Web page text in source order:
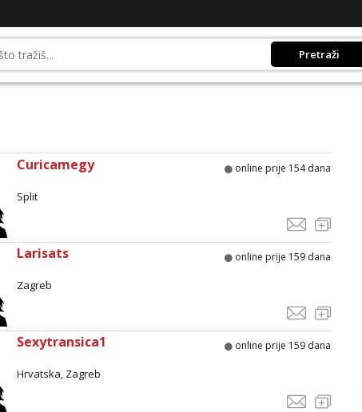
Pretraži
Curicamegy
Split
online prije 154 dana
Larisats
Zagreb
online prije 159 dana
Sexytransica1
Hrvatska, Zagreb
online prije 159 dana